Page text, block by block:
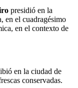
presidió en la
en el cuadragésimo
en el contexto de
en la ciudad de
conservadas.